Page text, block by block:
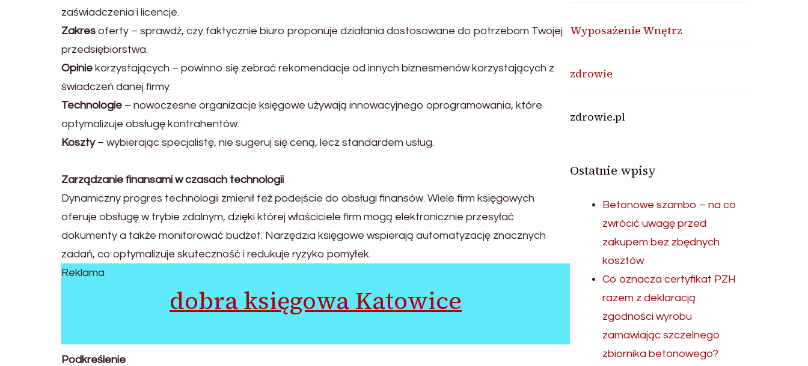
zaświadczenia i licencje.
Zakres oferty – sprawdź, czy faktycznie biuro proponuje działania dostosowane do potrzebom Twojej
przedsiębiorstwa.
Opinie korzystających – powinno się zebrać rekomendacje od innych biznesmenów korzystających z
świadczeń danej firmy.
Technologie – nowoczesne organizacje księgowe używają innowacyjnego oprogramowania, które
optymalizuje obsługę kontrahentów.
Koszty– wybierając specjalistę, nie sugeruj się ceną, lecz standardem usług.
Zarządzanie finansami w czasach technologii
Dynamiczny progres technologii zmienił też podejście do obsługi finansów. Wiele firm księgowych
oferuje obsługę w trybie zdalnym, dzięki której właściciele firm mogą elektronicznie przesyłać
dokumenty a także monitorować budżet. Narzędzia księgowe wspierają automatyzację znacznych
zadań, co optymalizuje skuteczność i redukuje ryzyko pomyłek.
Reklama
dobra księgowa Katowice
Podkreślenie
Wyposażenie Wnętrz
zdrowie
zdrowie.pl
Ostatnie wpisy
Betonowe szambo – na co
zwrócić uwagę przed
zakupem bez zbędnych
kosztów
Co oznacza certyfikat PZH
razem z deklaracją
zgodności wyrobu
zamawiając szczelnego
zbiornika betonowego?